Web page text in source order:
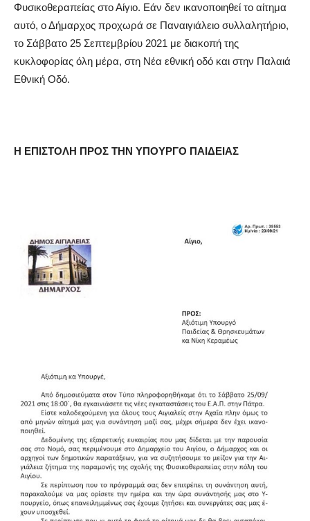
Φυσικοθεραπείας στο Αίγιο. Εάν δεν ικανοποιηθεί το αίτημα
αυτό, ο Δήμαρχος προχωρά σε Παναιγιάλειο συλλαλητήριο,
το Σάββατο 25 Σεπτεμβρίου 2021 με διακοπή της
κυκλοφορίας όλη μέρα, στη Νέα εθνική οδό και στην Παλαιά
Εθνική Οδό.
Η ΕΠΙΣΤΟΛΗ ΠΡΟΣ ΤΗΝ ΥΠΟΥΡΓΟ ΠΑΙΔΕΙΑΣ